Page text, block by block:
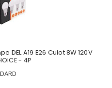
DEL A19 E26 Culot 8W 120V
- 4P